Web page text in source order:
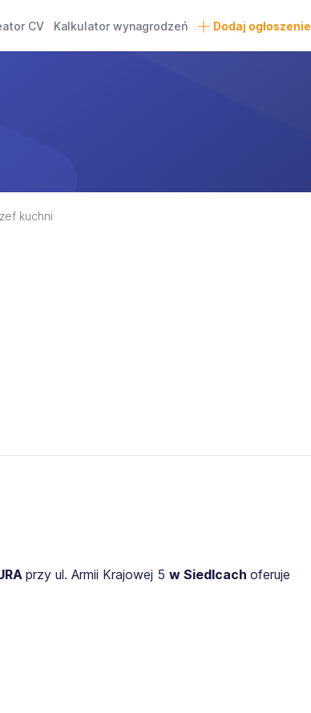
CV Kalkulator wynagrodzeń Dodaj ogłoszenie
kuchni
przy ul. Armii Krajowej 5 w Siedlcach oferuje